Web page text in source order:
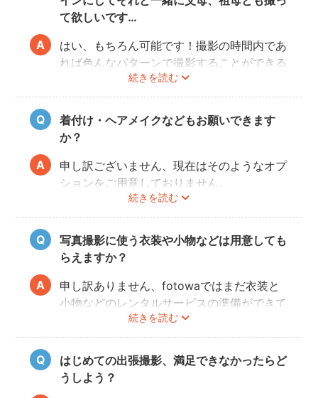
て欲しいです…
続きを読む
はい、もちろん可能です！撮影の時間内であ
れば色んなパターンで撮影することができる
ので、ぜひフォトグラファーさんに相談して
みてくださいね。
着付け・ヘアメイクなどもお願いできます
か？
続きを読む
申し訳ございません、現在はそのようなオプ
ションをご用意しておりません。
写真撮影に使う衣装や小物などは用意しても
らえますか？
続きを読む
申し訳ありません、fotowaではまだ衣装と
小物などのレンタルサービスの準備ができて
おりませんので、お客様ご自身にご用意をお
願いしております。
はじめての出張撮影、満足できなかったらど
うしよう？